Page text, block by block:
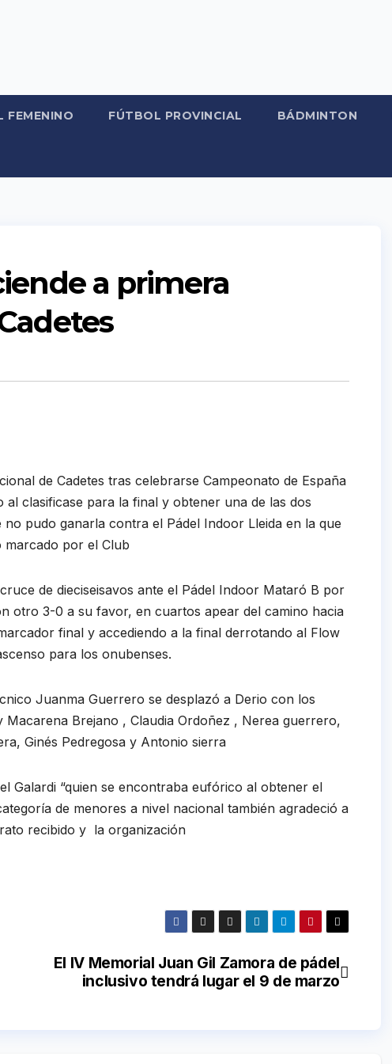
FEMENINO FÚTBOL PROVINCIAL BÁDMINTON
a primera
de Cadetes tras celebrarse Campeonato de España
clasificase para la final y obtener una de las dos
pudo ganarla contra el Pádel Indoor Lleida en la que
marcado por el Club
de dieciseisavos ante el Pádel Indoor Mataró B por
otro 3-0 a su favor, en cuartos apear del camino hacia
final y accediendo a la final derrotando al Flow
para los onubenses.
Juanma Guerrero se desplazó a Derio con los
Brejano , Claudia Ordoñez , Nerea guerrero,
Ginés Pedregosa y Antonio sierra
Galardi “quien se encontraba eufórico al obtener el
de menores a nivel nacional también agradeció a
recibido y la organización
El IV Memorial Juan Gil Zamora de pádel
inclusivo tendrá lugar el 9 de marzo